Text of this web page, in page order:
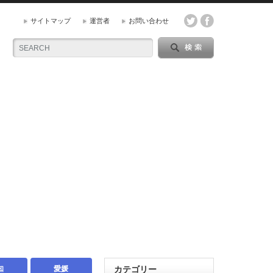
サイトマップ 運営者 お問い合わせ
愛媛 カテゴリー